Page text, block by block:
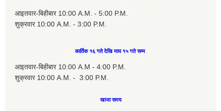
आइतवार-बिहीबार 10:00 A.M. - 5:00 P.M.
शुक्रवार 10:00 A.M. - 3:00 P.M.
कार्तिक १६ गते देखि माघ १५ गते सम्म
आइतवार-बिहीबार 10:00 A.M - 4:00 P.M.
शुक्रवार 10:00 A.M. - 3:00 P.M.
खाजा समय